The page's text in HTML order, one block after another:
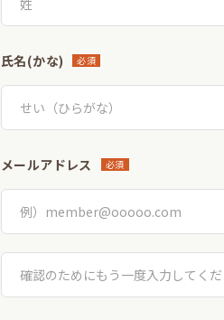
氏名(かな) 必須
メールアドレス 必須